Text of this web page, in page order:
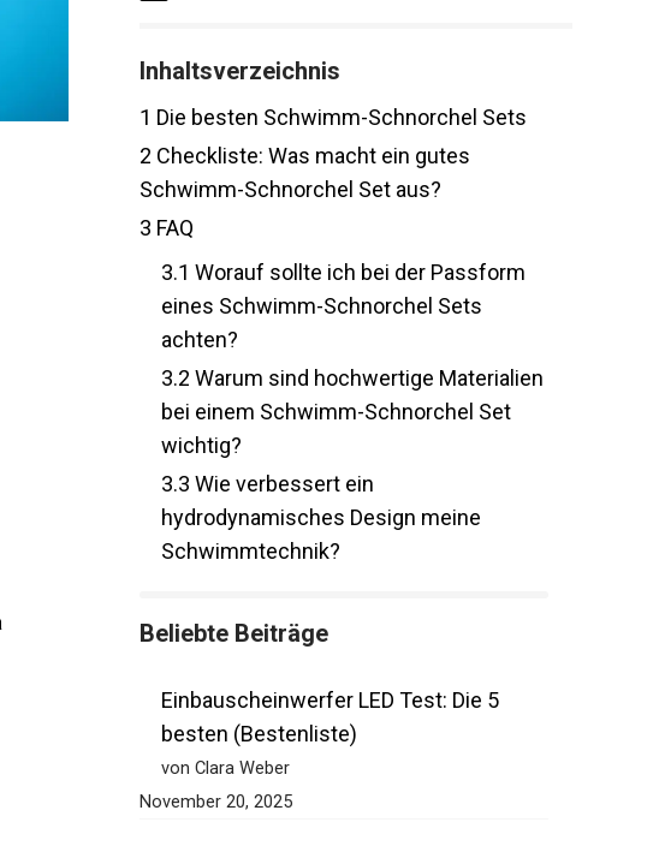
Inhaltsverzeichnis
Die besten Schwimm-Schnorchel Sets
Checkliste: Was macht ein gutes
Schwimm-Schnorchel Set aus?
FAQ
3.1Worauf sollte ich bei der Passform
eines Schwimm-Schnorchel Sets
achten?
3.2Warum sind hochwertige
Materialien bei einem Schwimm-
Schnorchel Set wichtig?
3.3Wie verbessert ein
hydrodynamisches Design meine
Schwimmtechnik?
Beliebte Beiträge
Einbauscheinwerfer LED Test: Die 5
besten (Bestenliste)
von Clara Weber
November 20, 2025